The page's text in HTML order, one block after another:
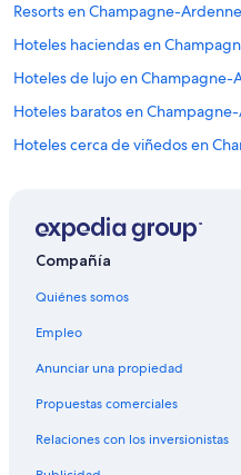
Resorts en Champagne-Ardenne
Hoteles haciendas en
Hoteles de lujo en Champagne-
Hoteles baratos en
Hoteles cerca de viñedos en
Hoteles en Champagne-Ardenne
Hoteles en Intercomunalidad
Casas de campo en Toulon la
Hoteles en Salon
Hoteles en Étoges
Compañía
Quiénes somos
Empleo
Anunciar una propiedad
Propuestas comerciales
Relaciones con los inversionistas